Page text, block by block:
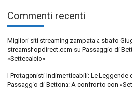
Commenti recenti
Migliori siti streaming zampata a sbafo
streamshopdirect.com su Passaggio di
«Settecalcio»
I Protagonisti Indimenticabili: Le Leggende
Passaggio di Bettona: A confronto con